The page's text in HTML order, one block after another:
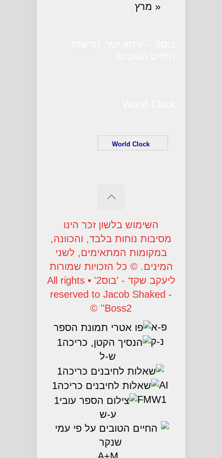
« מרץ
השימוש בלשון זכר הינו
מסיבות נוחות בלבד, והכוונה,
במקומות המתאימים, לשני
המינים. © כל הזכויות שמורות
ליעקב שקד - 'בוס2' ▪ All rights
reserved to Jacob Shaked -
'Boss2' ©
פ-א
נ-ק
ש-ל
AI
FMW1
ע-ש